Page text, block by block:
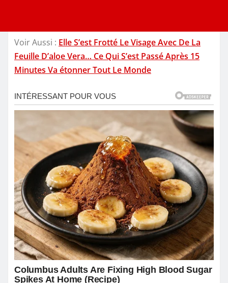
Voir Aussi : Elle S’est Frotté Le Visage Avec De La
Feuille D’aloe Vera… Ce Qui S’est Passé Après 15
Minutes Va étonner Tout Le Monde